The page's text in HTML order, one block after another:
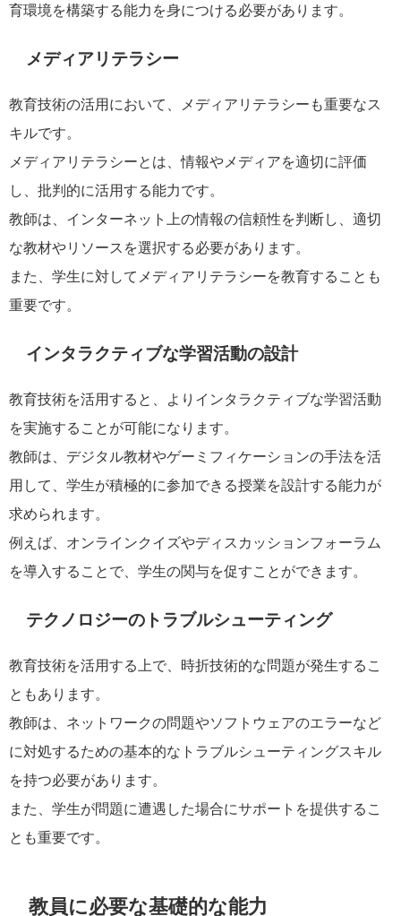
育環境を構築する能力を身につける必要があります。
メディアリテラシー
教育技術の活用において、メディアリテラシーも重要なス
キルです。
メディアリテラシーとは、情報やメディアを適切に評価
し、批判的に活用する能力です。
教師は、インターネット上の情報の信頼性を判断し、適切
な教材やリソースを選択する必要があります。
また、学生に対してメディアリテラシーを教育することも
重要です。
インタラクティブな学習活動の設計
教育技術を活用すると、よりインタラクティブな学習活動
を実施することが可能になります。
教師は、デジタル教材やゲーミフィケーションの手法を活
用して、学生が積極的に参加できる授業を設計する能力が
求められます。
例えば、オンラインクイズやディスカッションフォーラム
を導入することで、学生の関与を促すことができます。
テクノロジーのトラブルシューティング
教育技術を活用する上で、時折技術的な問題が発生するこ
ともあります。
教師は、ネットワークの問題やソフトウェアのエラーなど
に対処するための基本的なトラブルシューティングスキル
を持つ必要があります。
また、学生が問題に遭遇した場合にサポートを提供するこ
とも重要です。
教員に必要な基礎的な能力